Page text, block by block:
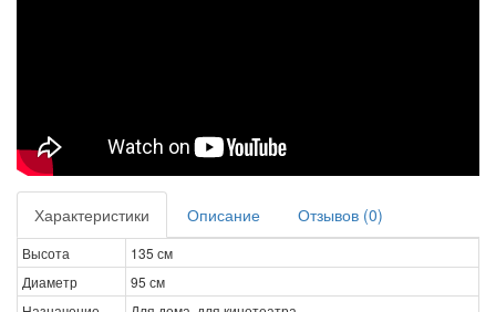
Характеристики Описание Отзывов (0)
Высота
135 см
Диаметр
95 см